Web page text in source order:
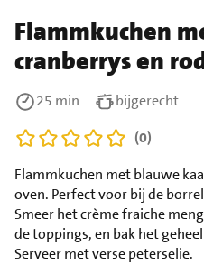
Flammkuchen
cranberrys en
Flammkuchen met blauwe
oven. Perfect voor bij de
Smeer het crème fraiche
de toppings, en bak het
Serveer met verse peterselie.
25 min
bijgerecht
(0)